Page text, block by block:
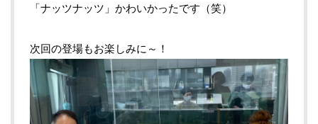
「ナッツナッツ」かわいかったです（笑）
次回の登場もお楽しみに～！